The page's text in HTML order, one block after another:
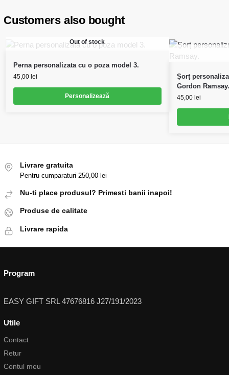
Customers also bought
Out of stock
Perna personalizata cu o poza model 3.
45,00 lei
Personalizează
Șorț
Gordon Ramsay.
45,00 lei
Livrare gratuita
Pentru cumparaturi 250,00 lei
Nu-ti place produsul? Primesti banii inapoi!
Produse de calitate
Livrare rapida
Program
EASY GIFT SRL 47676816 J27/191/2023
Utile
Contact
Retur
Contul meu